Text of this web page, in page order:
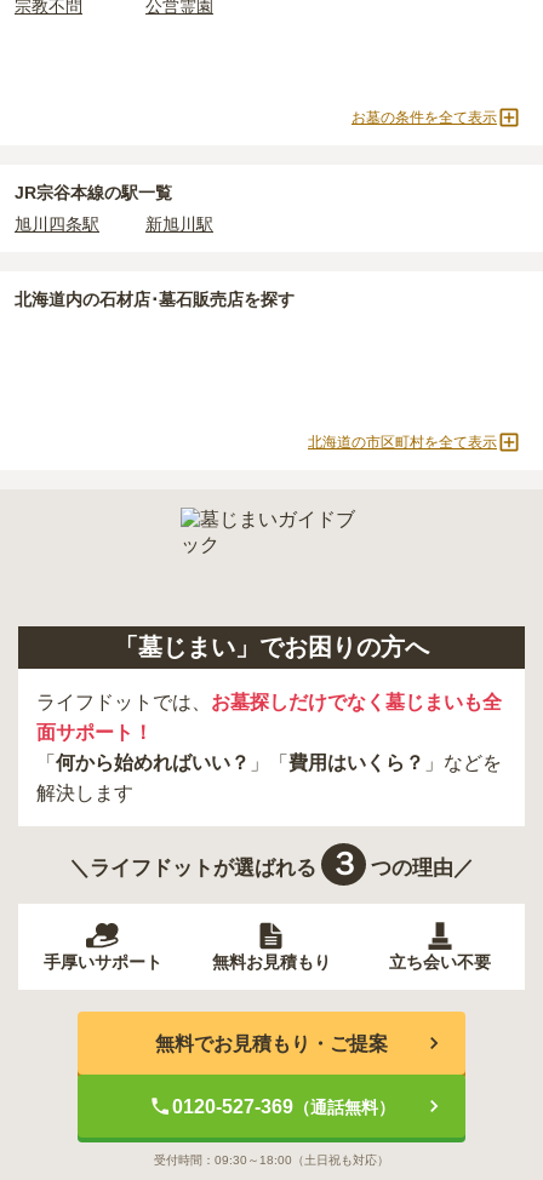
宗教不問 公営霊園
お墓の条件を全て表示
JR宗谷本線の駅一覧
旭川四条駅
新旭川駅
北海道内の石材店･墓石販売店を探す
北海道の市区町村を全て表示
「墓じまい」でお困りの方へ
ライフドットでは、 お墓探しだけでなく墓じまいも全
面サポート！
「 何から始めればいい？ 」「 費用はいくら？ 」などを
解決します
＼ライフドットが選ばれる ３ つの理由／
手厚いサポート 無料お見積もり 立ち会い不要
無料でお見積もり・ご提案
0120-527-369（通話無料）
受付時間： 09:30～18:00 （土日祝も対応）